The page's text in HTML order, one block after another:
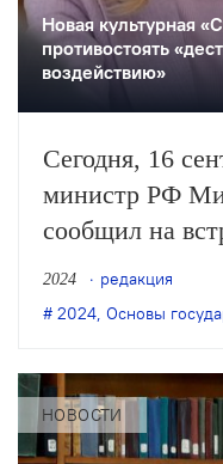
Новая культурная
противостоять
воздействию»
Сегодня, 16
министр РФ
сообщил на
о том, что
«Стратегия
учитывает
безопасности
2024
редакция
2024 Основы
НОВОСТИ